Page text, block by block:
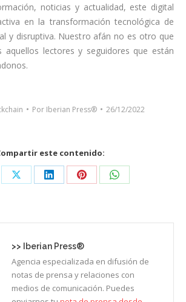
noticias y actualidad, este digital
en la transformación tecnológica de
y disruptiva. Nuestro afán no es otro que
aquellos lectores y seguidores que están
Por Iberian Press® 26/12/2022
este contenido:
Share Share Share Share
>> Iberian Press®
Agencia especializada en difusión de
notas de prensa y relaciones con
medios de comunicación. Puedes